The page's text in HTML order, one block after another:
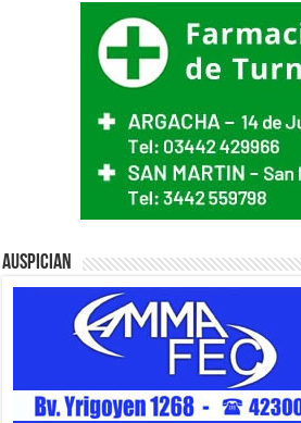
Auspician